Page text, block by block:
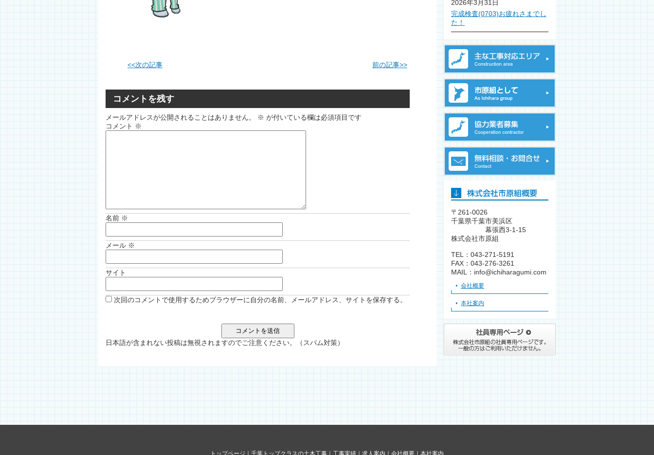
<<次の記事 前の記事>>
コメントを残す
メールアドレスが公開されることはありません。 ※ が付いている欄は必須項目です
コメント ※
名前 ※
メール ※
サイト
次回のコメントで使用するためブラウザーに自分の名前、メールアドレス、サイトを保存する。
日本語が含まれない投稿は無視されますのでご注意ください。（スパム対策）
2026年3月31日
完成検査(0703)お疲れさまでし
た！
〒261-0026
千葉県千葉市美浜区
幕張西3-1-15
株式会社市原組
TEL：043-271-5191
FAX：043-276-3261
MAIL：info@ichiharagumi.com
会社概要
本社案内
トップページ 千葉トップクラスの土木工事 工事実績 求人案内 会社概要 本社案内